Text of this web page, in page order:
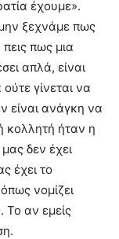
έχουμε».
ξεχνάμε πως
πως μια
απλά, είναι
γίνεται να
είναι ανάγκη να
κολλητή ήταν η
δεν έχει
έχει το
νομίζει
Το αν εμείς